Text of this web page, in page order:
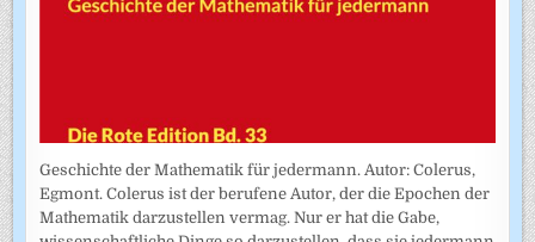
Geschichte der Mathematik für jedermann. Autor: Colerus,
Egmont. Colerus ist der berufene Autor, der die Epochen der
Mathematik darzustellen vermag. Nur er hat die Gabe,